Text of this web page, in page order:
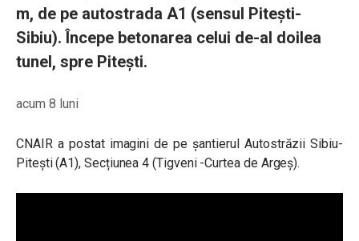
m, de pe autostrada A1 (sensul Pitești-
Sibiu). Începe betonarea celui de-al doilea
tunel, spre Pitești.
acum 8 luni
CNAIR a postat imagini de pe șantierul Autostrăzii Sibiu-
Pitești (A1), Secțiunea 4 (Tigveni -Curtea de Argeș).